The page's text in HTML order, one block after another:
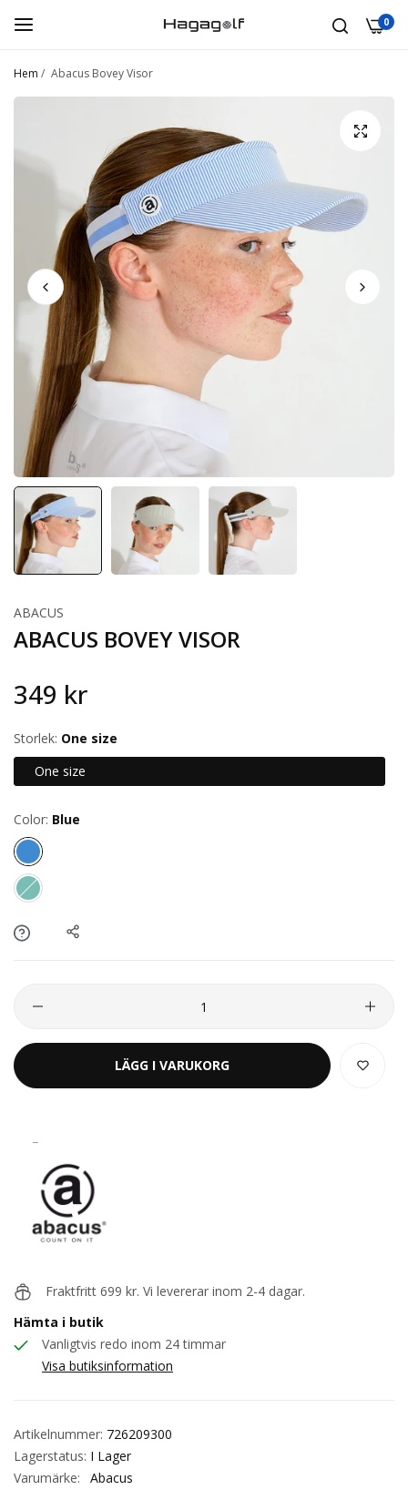
0
Hem / Abacus Bovey Visor
ABACUS
ABACUS BOVEY VISOR
349 kr
Storlek: One size
One size
Color: Blue
LÄGG I VARUKORG
Fraktfritt 699 kr. Vi levererar inom 2-4 dagar.
Hämta i butik
Vanligtvis redo inom 24 timmar
Visa butiksinformation
Artikelnummer: 726209300
Lagerstatus: I Lager
Varumärke:
Abacus